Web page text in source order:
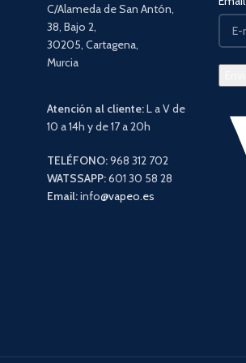
C/Alameda de San Antón,
38, Bajo 2,
30205, Cartagena,
Murcia
Atención al cliente:L a V de
10 a 14h y de 17 a 20h
TELÉFONO:968 312 702
WATSSAPP:601 30 58 28
Email:info@vapeo.es